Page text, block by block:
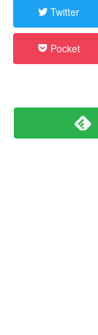
Twitter
Pocket